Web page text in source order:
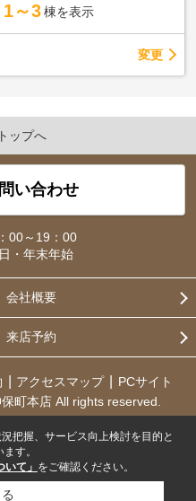
1～3 棟を表示
変更
ップへ
い合わせ
00～19：00
・年末年始
会社概要
来店予約
アクセスマップ
PCサイト
町本店 All rights reserved.
把握、サービス向上検討を目的と
す。
て」 をご確認ください。